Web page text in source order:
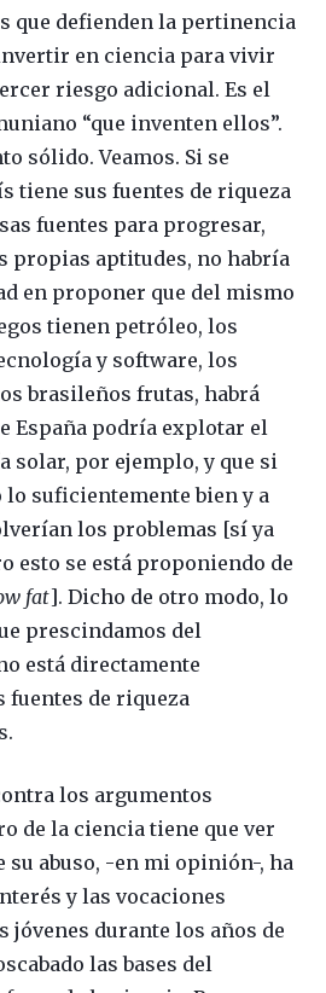
que defienden la pertinencia
en ciencia para vivir
riesgo adicional. Es el
“que inventen ellos”.
sólido. Veamos. Si se
tiene sus fuentes de riqueza
fuentes para progresar,
propias aptitudes, no habría
en proponer que del mismo
tienen petróleo, los
y software, los
brasileños frutas, habrá
España podría explotar el
solar, por ejemplo, y que si
lo suficientemente bien y a
los problemas [sí ya
esto se está proponiendo de
fat]. Dicho de otro modo, lo
prescindamos del
está directamente
fuentes de riqueza
los argumentos
de la ciencia tiene que ver
su abuso, -en mi opinión-, ha
y las vocaciones
jóvenes durante los años de
las bases del